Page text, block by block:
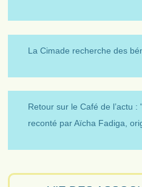
La Cimade recherche des
Retour sur le Café de l’actu
reconté par Aïcha Fadiga,